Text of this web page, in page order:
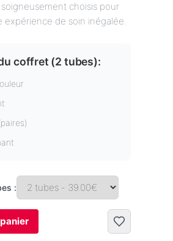
choisis pour
expérience de soin inégalée.
coffret (2 tubes):
: